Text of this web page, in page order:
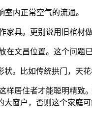
内正常空气的流通。
家具。更别说用旧棺材做
文昌位置。这个问题
。比如传统拱门，天
居住者才能聪明精致
窗户，否则这个家庭